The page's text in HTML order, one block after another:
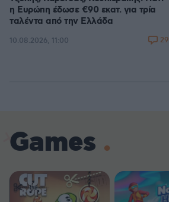
η Ευρώπη έδωσε €90 εκατ. για τρία
ταλέντα από την Ελλάδα
10.08.2026, 11:00 29
Games